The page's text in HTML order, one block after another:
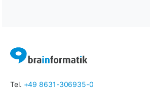
Tel. +49 8631-306935-0